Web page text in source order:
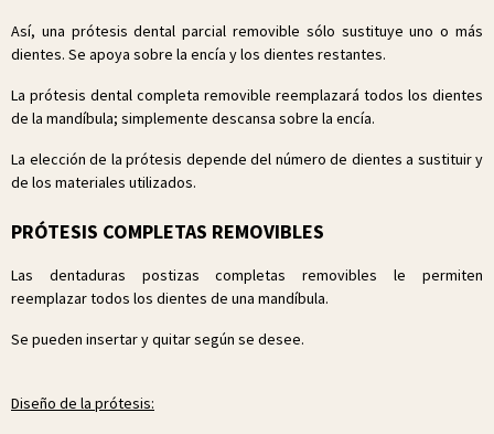
Así, una prótesis dental parcial removible sólo sustituye uno o más
dientes. Se apoya sobre la encía y los dientes restantes.
La prótesis dental completa removible reemplazará todos los dientes
de la mandíbula; simplemente descansa sobre la encía.
La elección de la prótesis depende del número de dientes a sustituir y
de los materiales utilizados.
PRÓTESIS COMPLETAS REMOVIBLES
Las dentaduras postizas completas removibles le permiten
reemplazar todos los dientes de una mandíbula.
Se pueden insertar y quitar según se desee.
Diseño de la prótesis: